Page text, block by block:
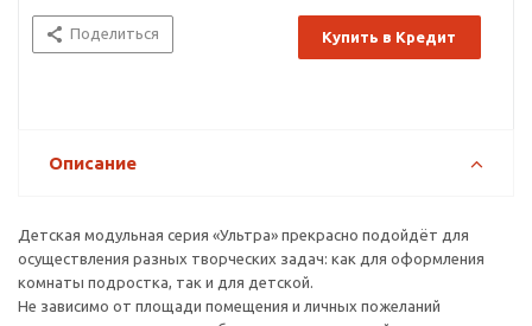
Поделиться Купить в Кредит
Описание
Детская модульная серия «Ультра» прекрасно подойдёт для
осуществления разных творческих задач: как для оформления
комнаты подростка, так и для детской.
Не зависимо от площади помещения и личных пожеланий